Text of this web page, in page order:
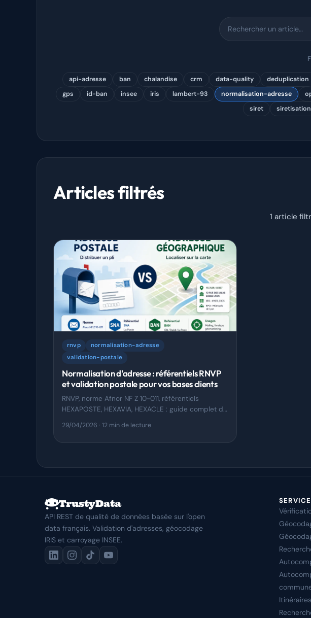
api-adresse ban chalandise crm data-quality deduplication
gps
id-ban insee iris lambert-93 normalisation-adresse
siret
siretisation
Articles filtrés
1 article
rnvp
normalisation-adresse
validation-postale
Normalisation d'adresse : référentiels RNVP
et validation postale pour vos bases clients
RNVP, norme Afnor NF Z 10-011, référentiels
HEXAPOSTE, HEXAVIA, HEXACLE : guide complet de
validation BAN.
29/04/2026 · 12 min de lecture
TrustyData
API REST de qualité de données basée sur l'open
data français. Validation d'adresses, géocodage
IRIS et carroyage INSEE.